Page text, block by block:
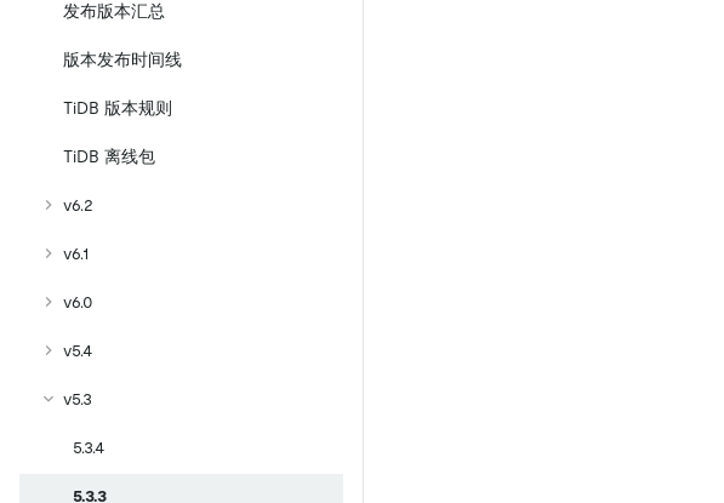
发布版本汇总
版本发布时间线
TiDB 版本规则
TiDB 离线包
v6.2
v6.1
v6.0
v5.4
v5.3
5.3.4
5.3.3